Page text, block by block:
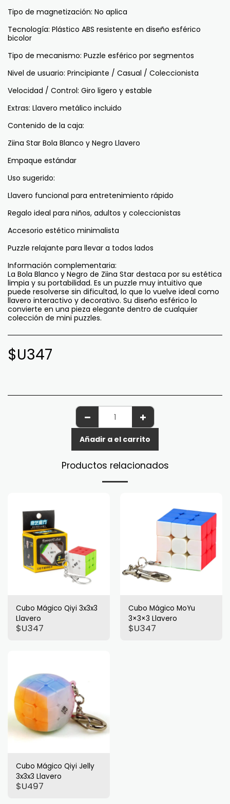
Tipo de magnetización: No aplica
Tecnología: Plástico ABS resistente en diseño esférico
bicolor
Tipo de mecanismo: Puzzle esférico por segmentos
Nivel de usuario: Principiante / Casual / Coleccionista
Velocidad / Control: Giro ligero y estable
Extras: Llavero metálico incluido
Contenido de la caja:
Ziina Star Bola Blanco y Negro Llavero
Empaque estándar
Uso sugerido:
Llavero funcional para entretenimiento rápido
Regalo ideal para niños, adultos y coleccionistas
Accesorio estético minimalista
Puzzle relajante para llevar a todos lados
Información complementaria:
La Bola Blanco y Negro de Ziina Star destaca por su estética
limpia y su portabilidad. Es un puzzle muy intuitivo que
puede resolverse sin dificultad, lo que lo vuelve ideal como
llavero interactivo y decorativo. Su diseño esférico lo
convierte en una pieza elegante dentro de cualquier
colección de mini puzzles.
$U347
Añadir a el carrito
Productos relacionados
Cubo Mágico Qiyi 3x3x3
Llavero
$U347
Cubo Mágico MoYu
3×3×3 Llavero
$U347
Cubo Mágico Qiyi Jelly
3x3x3 Llavero
$U497